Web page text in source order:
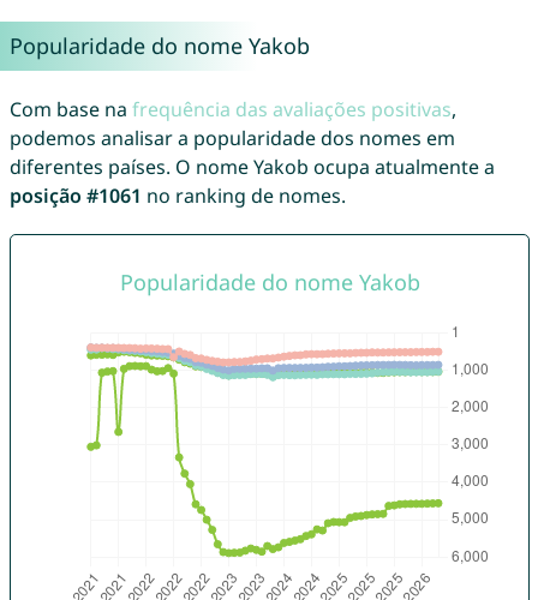
Popularidade do nome Yakob
Com base na frequência das avaliações positivas,
podemos analisar a popularidade dos nomes em
diferentes países. O nome Yakob ocupa atualmente a
posição #1061 no ranking de nomes.